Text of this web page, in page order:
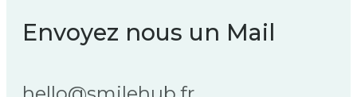
Envoyez nous un Mail